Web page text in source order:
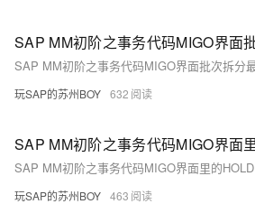
玩SAP的苏州BOY 632
SAP MM初阶之事务代码MIGO界面里的HOLD
玩SAP的苏州BOY 463